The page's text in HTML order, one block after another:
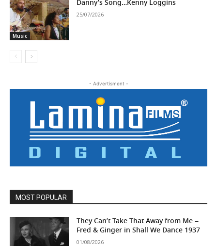
Music
Danny’s Song…Kenny Loggins
25/07/2026
- Advertisment -
MOST POPULAR
They Can’t Take That Away from Me –
Fred & Ginger in Shall We Dance 1937
01/08/2026